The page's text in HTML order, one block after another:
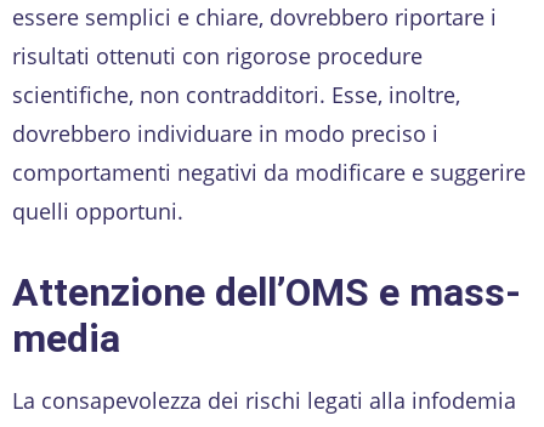
essere semplici e chiare, dovrebbero riportare i
risultati ottenuti con rigorose procedure
scientifiche, non contradditori. Esse, inoltre,
dovrebbero individuare in modo preciso i
comportamenti negativi da modificare e suggerire
quelli opportuni.
Attenzione dell’OMS e mass-
media
La consapevolezza dei rischi legati alla infodemia